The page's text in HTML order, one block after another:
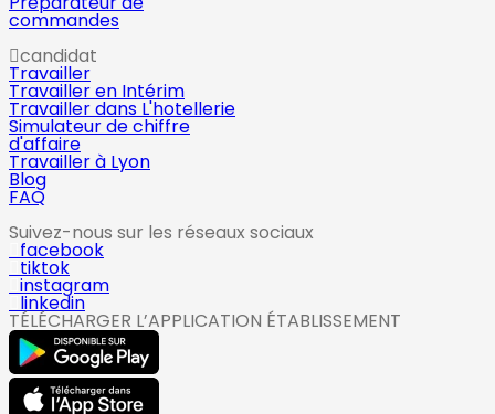
commandes
candidat
Travailler
Travailler en Intérim
Travailler dans L'hotellerie
Simulateur de chiffre
d'affaire
Travailler à Lyon
Blog
FAQ
Suivez-nous sur les réseaux sociaux
facebook
tiktok
instagram
linkedin
TÉLÉCHARGER L’APPLICATION ÉTABLISSEMENT